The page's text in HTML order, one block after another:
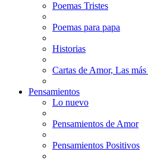
Poemas Tristes
Poemas para papa
Historias
Cartas de Amor, Las más
Pensamientos
Lo nuevo
Pensamientos de Amor
Pensamientos Positivos